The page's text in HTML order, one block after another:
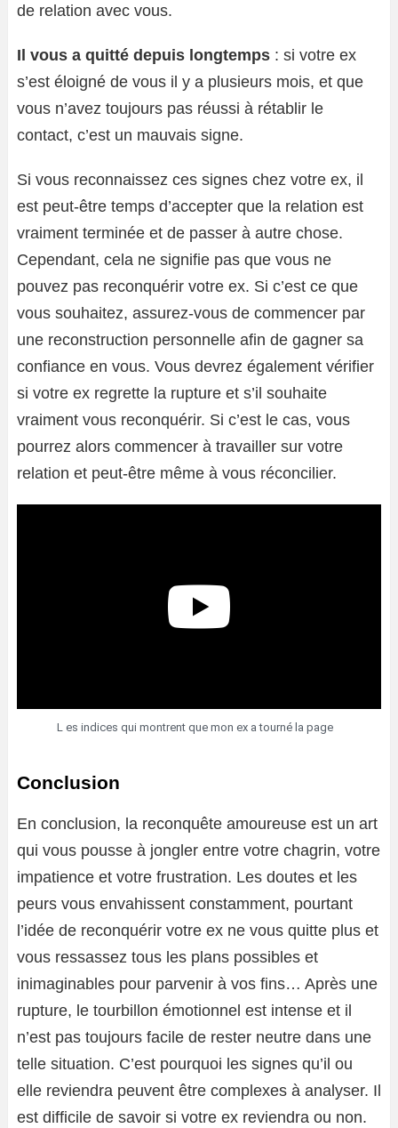
de relation avec vous.
Il vous a quitté depuis longtemps : si votre ex
s’est éloigné de vous il y a plusieurs mois, et que
vous n’avez toujours pas réussi à rétablir le
contact, c’est un mauvais signe.
Si vous reconnaissez ces signes chez votre ex, il
est peut-être temps d’accepter que la relation est
vraiment terminée et de passer à autre chose.
Cependant, cela ne signifie pas que vous ne
pouvez pas reconquérir votre ex. Si c’est ce que
vous souhaitez, assurez-vous de commencer par
une reconstruction personnelle afin de gagner sa
confiance en vous. Vous devrez également vérifier
si votre ex regrette la rupture et s’il souhaite
vraiment vous reconquérir. Si c’est le cas, vous
pourrez alors commencer à travailler sur votre
relation et peut-être même à vous réconcilier.
L es indices qui montrent que mon ex a tourné la page
Conclusion
En conclusion, la reconquête amoureuse est un art
qui vous pousse à jongler entre votre chagrin, votre
impatience et votre frustration. Les doutes et les
peurs vous envahissent constamment, pourtant
l’idée de reconquérir votre ex ne vous quitte plus et
vous ressassez tous les plans possibles et
inimaginables pour parvenir à vos fins… Après une
rupture, le tourbillon émotionnel est intense et il
n’est pas toujours facile de rester neutre dans une
telle situation. C’est pourquoi les signes qu’il ou
elle reviendra peuvent être complexes à analyser. Il
est difficile de savoir si votre ex reviendra ou non.